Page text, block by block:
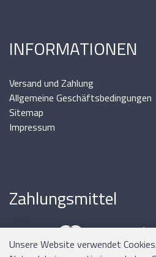
INFORMATIONEN
Versand und Zahlung
Allgemeine Geschäftsbedingungen
Sitemap
Impressum
Zahlungsmittel
Unsere Website verwendet